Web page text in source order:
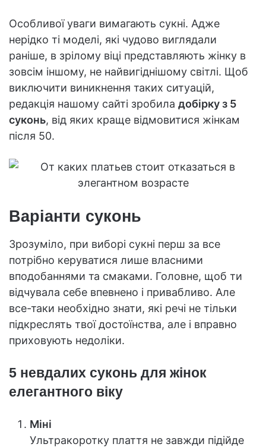
Особливої уваги вимагають сукні. Адже
нерідко ті моделі, які чудово виглядали
раніше, в зрілому віці представляють жінку в
зовсім іншому, не найвигіднішому світлі. Щоб
виключити виникнення таких ситуацій,
редакція нашому сайті зробила добірку з 5
суконь, від яких краще відмовитися жінкам
після 50.
Варіанти суконь
Зрозуміло, при виборі сукні перш за все
потрібно керуватися лише власними
вподобаннями та смаками. Головне, щоб ти
відчувала себе впевнено і привабливо. Але
все-таки необхідно знати, які речі не тільки
підкреслять твої достоїнства, але і вправно
приховують недоліки.
5 невдалих суконь для жінок
елегантного віку
Міні
Ультракоротку плаття не завжди підійде